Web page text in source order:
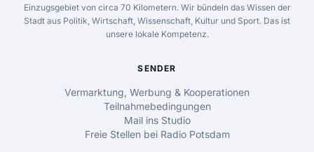
Einzugsgebiet von circa 70 Kilometern. Wir bündeln das Wissen der
Stadt aus Politik, Wirtschaft, Wissenschaft, Kultur und Sport. Das ist
unsere lokale Kompetenz.
SENDER
Vermarktung, Werbung & Kooperationen
Teilnahmebedingungen
Mail ins Studio
Freie Stellen bei Radio Potsdam